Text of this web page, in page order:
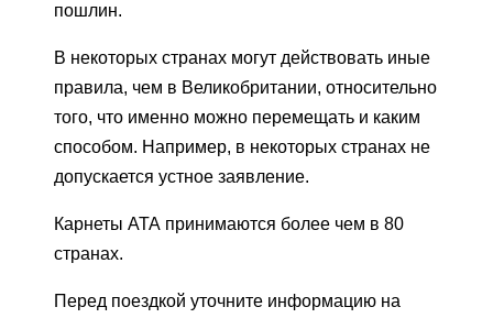
пошлин.
В некоторых странах могут действовать иные
правила, чем в Великобритании, относительно
того, что именно можно перемещать и каким
способом. Например, в некоторых странах не
допускается устное заявление.
Карнеты АТА принимаются более чем в 80
странах.
Перед поездкой уточните информацию на